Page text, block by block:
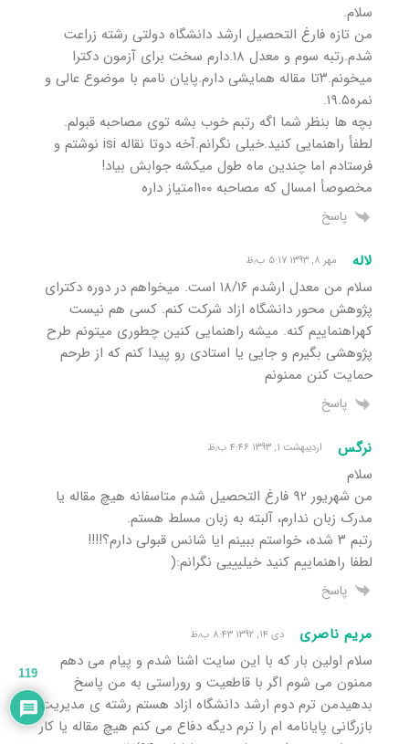
سلام.
من تازه فارغ التحصیل ارشد دانشگاه دولتی رشته زراعت
شدم.رتبه سوم و معدل ۱۸.دارم سخت برای آزمون دکترا
میخونم.۳تا مقاله همایشی دارم.پایان نامم با موضوع عالی و
نمره۱۹.۵.
بچه ها بنظر شما اگه رتبم خوب بشه توی مصاحبه قبولم.
لطفأ راهنمایی کنید.خیلی نگرانم.آخه دوتا نقاله isi نوشتم و
فرستادم اما چندین ماه طول میکشه جوابش بیاد!
مخصوصأ امسال که مصاحبه ۱۰۰امتیاز داره
پاسخ
لاله مهر ۸, ۱۳۹۳ ۵:۱۷ ب٫ظ
سلام من معدل ارشدم ۱۸/۱۶ است. میخواهم در دوره دکترای
پژوهش محور دانشگاه ازاد شرکت کنم. کسی هم نیست
کهراهنماییم کنه. میشه راهنمایی کنین چطوری میتونم طرح
پژوهشی بگیرم و جایی یا استادی رو پیدا کنم که از طرحم
حمایت کنن ممنونم
پاسخ
نرگس اردیبهشت ۱, ۱۳۹۳ ۴:۴۶ ب٫ظ
سلام
من شهریور ٩٢ فارغ التحصیل شدم متاسفانه هیچ مقاله یا
مدرک زبان ندارم، آلبته به زبان مسلط هستم.
رتبم ٣ شده، خواستم ببینم ایا شانس قبولی دارم؟!!!!
لطفا راهنماییم کنید خیلیییی نگرانم:(
پاسخ
مریم ناصری دی ۱۴, ۱۳۹۲ ۸:۴۳ ب٫ظ
سلام اولین بار که با این سایت اشنا شدم و پیام می دهم
ممنون می شوم اگر با قاطعیت و روراستی به من پاسخ
بدهیدمن ترم دوم ارشد دانشگاه ازاد هستم رشته ی مدیریت
بازرگانی پایانامه ام را ترم دیگه دفاع می کنم هیچ مقاله یا کار
119